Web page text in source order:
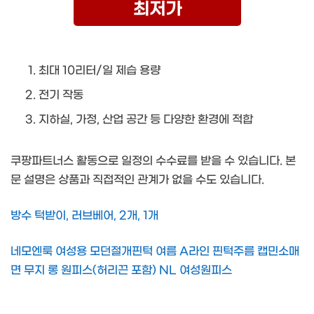
최저가
최대 10리터/일 제습 용량
전기 작동
지하실, 가정, 산업 공간 등 다양한 환경에 적합
쿠팡파트너스 활동으로 일정의 수수료를 받을 수 있습니다. 본
문 설명은 상품과 직접적인 관계가 없을 수도 있습니다.
방수 턱받이, 러브베어, 2개, 1개
네모엔룩 여성용 모던절개핀턱 여름 A라인 핀턱주름 캡민소매
면 무지 롱 원피스(허리끈 포함) NL 여성원피스